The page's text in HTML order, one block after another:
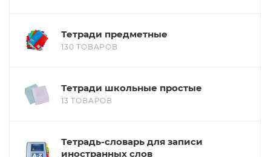
Тетради предметные
130 ТОВАРОВ
Тетради школьные простые
13 ТОВАРОВ
Тетрадь-словарь для записи
иностранных слов